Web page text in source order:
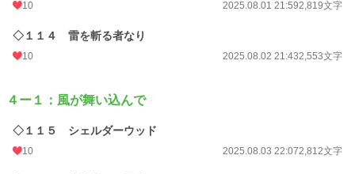
10 2025.08.01 21:592,819文字
◇１１４ 雷を斬る者なり
10 2025.08.02 21:432,553文字
４ー１：風が舞い込んで
◇１１５ シェルダーウッド
10 2025.08.03 22:072,812文字